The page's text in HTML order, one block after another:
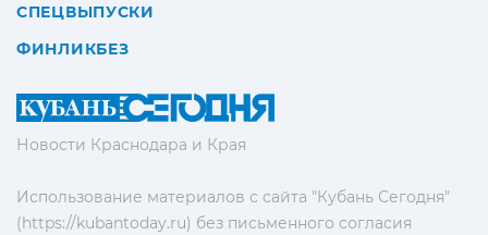
Новости Краснодара и Края
Использование материалов с сайта "Кубань Сегодня"
(https://kubantoday.ru) без письменного согласия
СПЕЦВЫПУСКИ
ФИНЛИКБЕЗ